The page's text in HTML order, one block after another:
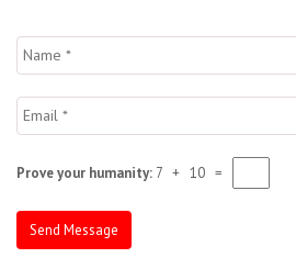
Prove your humanity: 7 + 10 =